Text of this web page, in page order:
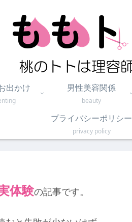
出かけ
男性美容関係
beauty
プライバシーポリシー
privacy policy
体験の記事です。